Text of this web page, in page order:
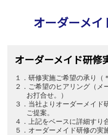
オーダーメ
オーダーメイド研修
１．研修実施ご希望の承り（
２．ご希望のヒアリング（メ
お打合せ。）
３．当社よりオーダーメイド
ご提案。
４．上記をベースに詳細すり
５．オーダーメイド研修の実